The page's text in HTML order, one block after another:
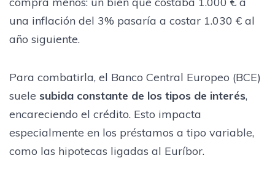
una inflación del 3% pasaría a costar 1.030 € al
año siguiente.
Para combatirla, el Banco Central Europeo (BCE)
suele subida constante de los tipos de interés,
encareciendo el crédito. Esto impacta
especialmente en los préstamos a tipo variable,
como las hipotecas ligadas al Euríbor.